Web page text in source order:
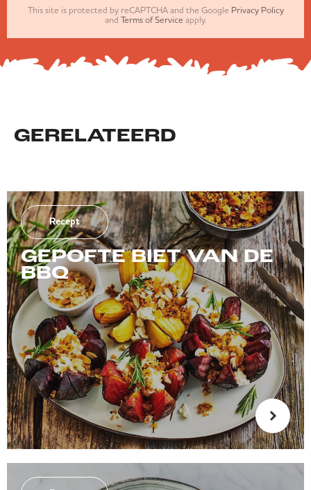
This site is protected by reCAPTCHA and the Google Privacy Policy
and Terms of Service apply.
GERELATEERD
Recept
GEPOFTE BIET VAN DE
BBQ